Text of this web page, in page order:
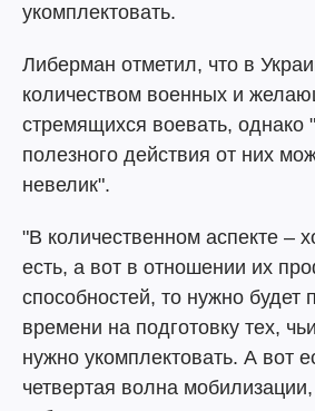
укомплектовать.
Либерман отметил, что в
количеством военных и
стремящихся воевать, однако
полезного действия от них
невелик".
"В количественном аспекте –
есть, а вот в отношении их
способностей, то нужно будет
времени на подготовку тех,
нужно укомплектовать. А вот
четвертая волна мобилизации,